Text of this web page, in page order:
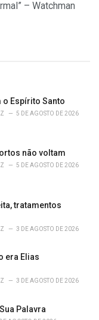
– Watchman
o Espírito Santo
5 DE AGOSTO DE 2026
não voltam
5 DE AGOSTO DE 2026
tratamentos
3 DE AGOSTO DE 2026
era Elias
3 DE AGOSTO DE 2026
Palavra